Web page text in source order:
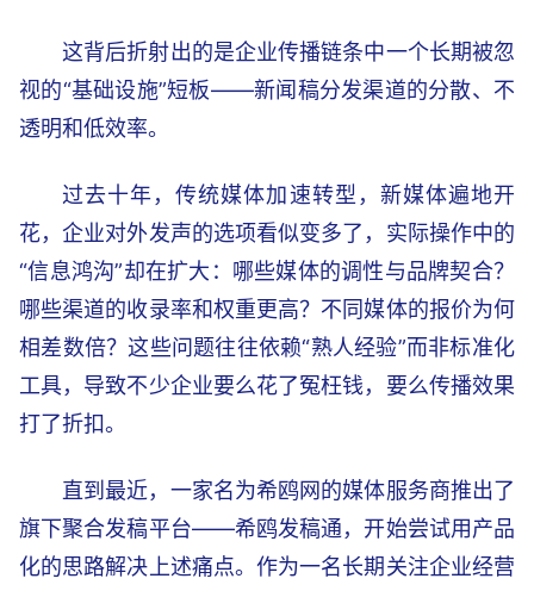
这背后折射出的是企业传播链条中一个长期被忽
视的“基础设施”短板——新闻稿分发渠道的分散、不
透明和低效率。
过去十年，传统媒体加速转型，新媒体遍地开
花，企业对外发声的选项看似变多了，实际操作中的
“信息鸿沟”却在扩大：哪些媒体的调性与品牌契合？
哪些渠道的收录率和权重更高？不同媒体的报价为何
相差数倍？这些问题往往依赖“熟人经验”而非标准化
工具，导致不少企业要么花了冤枉钱，要么传播效果
打了折扣。
直到最近，一家名为希鸥网的媒体服务商推出了
旗下聚合发稿平台——希鸥发稿通，开始尝试用产品
化的思路解决上述痛点。作为一名长期关注企业经营